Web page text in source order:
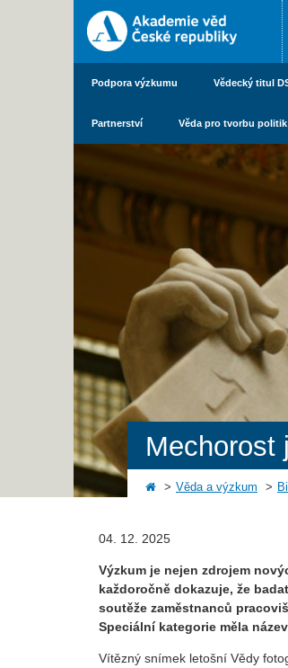
Podpora výzkumu Vědecký titul
Partnerství Věda pro tvorbu politik
Mechorost
Věda a výzkum
04. 12. 2025
Výzkum je nejen zdrojem
každoročně dokazuje, že
soutěže zaměstnanců
Speciální kategorie měla název
Vítězný snímek letošní Vědy